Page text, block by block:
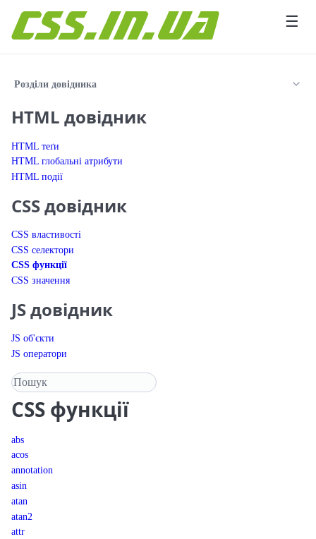
☰
Розділи довідника
HTML довідник
HTML теґи
HTML глобальні атрибути
HTML події
CSS довідник
CSS властивості
CSS селектори
CSS функції
CSS значення
JS довідник
JS об'єкти
JS оператори
Пошук у довіднику
CSS функції
abs
acos
annotation
asin
atan
atan2
attr